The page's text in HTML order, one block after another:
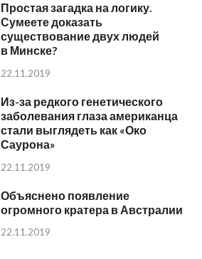
Простая загадка на логику.
Сумеете доказать
существование двух людей
в Минске?
22.11.2019
Из-за редкого генетического
заболевания глаза американца
стали выглядеть как «Око
Саурона»
22.11.2019
Объяснено появление
огромного кратера в Австралии
22.11.2019